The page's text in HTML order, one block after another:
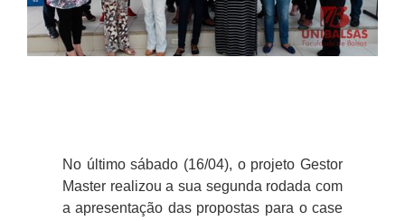
No último sábado (16/04), o projeto Gestor
Master realizou a sua segunda rodada com
a apresentação das propostas para o case